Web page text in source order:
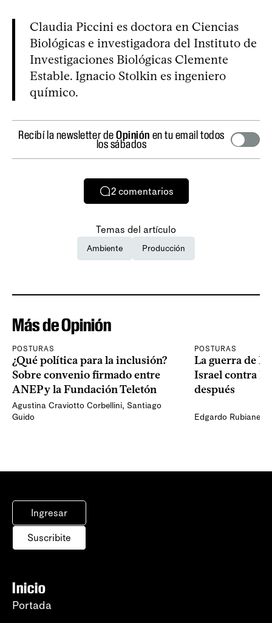
Claudia Piccini es doctora en Ciencias
Biológicas e investigadora del Instituto de
Investigaciones Biológicas Clemente
Estable. Ignacio Stolkin es ingeniero
químico.
Recibí la newsletter deOpinión en tu email todos
los sábados
2 comentarios
Temas del artículo
Ambiente Producción
Más de Opinión
POSTURAS
¿Qué política para la inclusión?
Sobre convenio firmado entre
ANEP y la Fundación Teletón
Agustina Craviotto Corbellini, Santiago
Guido
POSTURAS
La guerra de
Israel contra
después
Edgardo Rubianes
Ingresar
Suscribite
Inicio
Portada